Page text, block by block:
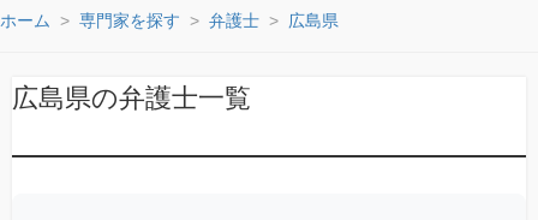
ホーム 専門家を探す 弁護士 広島県
広島県の弁護士一覧